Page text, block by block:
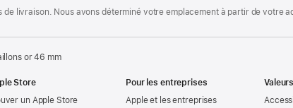
livraison. Nous avons déterminé votre emplacement à partir de votre
or 46 mm
Store
un Apple Store
Pour les entreprises
Apple et les entreprises